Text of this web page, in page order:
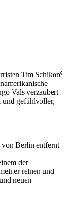
Tim Schikoré
Vals verzaubert
und gefühlvoller,
von Berlin entfernt
der
reinen und
neuen